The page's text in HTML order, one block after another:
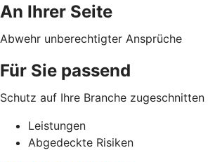
An Ihrer Seite
Abwehr unberechtigter Ansprüche
Für Sie passend
Schutz auf Ihre Branche zugeschnitten
Leistungen
Abgedeckte Risiken